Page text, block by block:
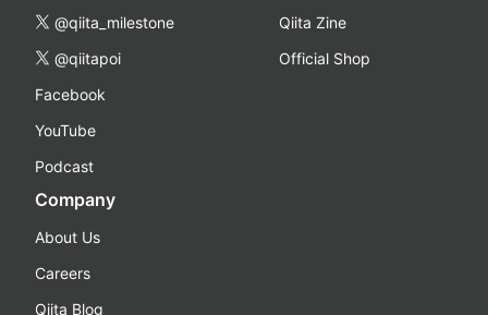
@qiita_milestone
@qiitapoi
Facebook
YouTube
Podcast
Qiita Zine
Official Shop
Company
About Us
Careers
Qiita Blog